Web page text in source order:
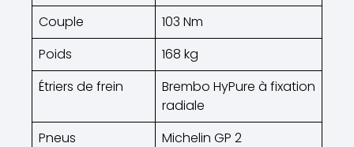
Couple
103 Nm
Poids
168 kg
Étriers de frein
Brembo HyPure à fixation
radiale
Pneus
Michelin GP 2